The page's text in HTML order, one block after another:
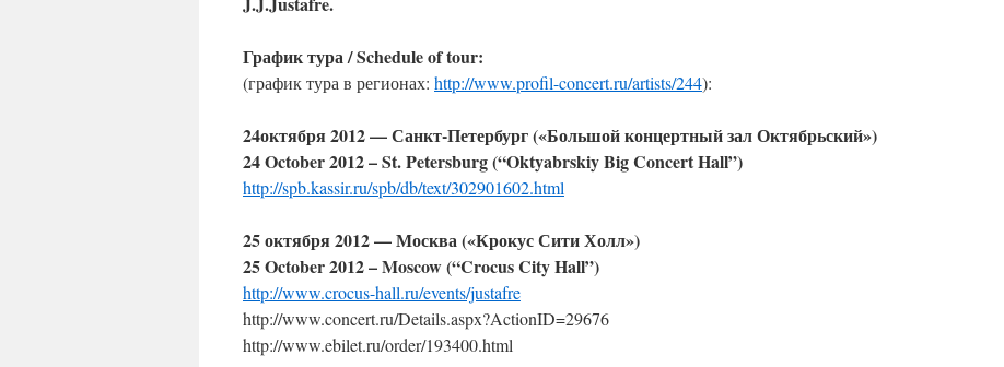
График тура/ Schedule of tour:
(график тура в регионах: http://www.profil-concert.ru/artists/244):
24октября 2012 — Санкт-Петербург («Большой концертный зал Октябрьский»)
24 October 2012 – St. Petersburg (“Oktyabrskiy Big Concert Hall”)
http://spb.kassir.ru/spb/db/text/302901602.html
25 октября 2012 — Москва («Крокус Сити Холл»)
25 October 2012 – Moscow (“Crocus City Hall”)
http://www.crocus-hall.ru/events/justafre
http://www.concert.ru/Details.aspx?ActionID=29676
http://www.ebilet.ru/order/193400.html